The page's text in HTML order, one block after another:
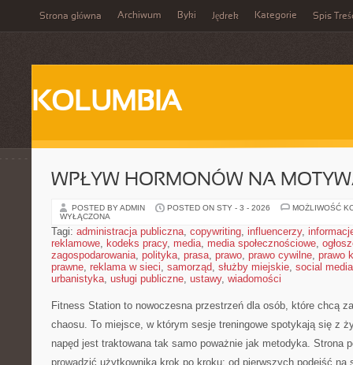
Strona główna Archiwum Byki Jędrek Kategorie Spis
KOLUMBIA
WPŁYW HORMONÓW NA
POSTED BY ADMIN POSTED ON STY - 3 - 2026
MOŻLIWOŚĆ
WYŁĄCZONA
Tagi: administracja publiczna, copywriting, influencerzy,
reklamowe, kodeks pracy, media, media społecznościowe,
zagospodarowania, polityka, prasa, prawo, prawo cywilne, prawo
prawne, reklama w sieci, samorząd, służby miejskie, social media
urbanistyka, usługi publiczne, ustawy, wiadomości
Fitness Station to nowoczesna przestrzeń dla osób, które chcą
chaosu. To miejsce, w którym sesje treningowe spotykają się z
napęd jest traktowana tak samo poważnie jak metodyka. Strona
prowadzić użytkownika krok po kroku: od pierwszych podejść na